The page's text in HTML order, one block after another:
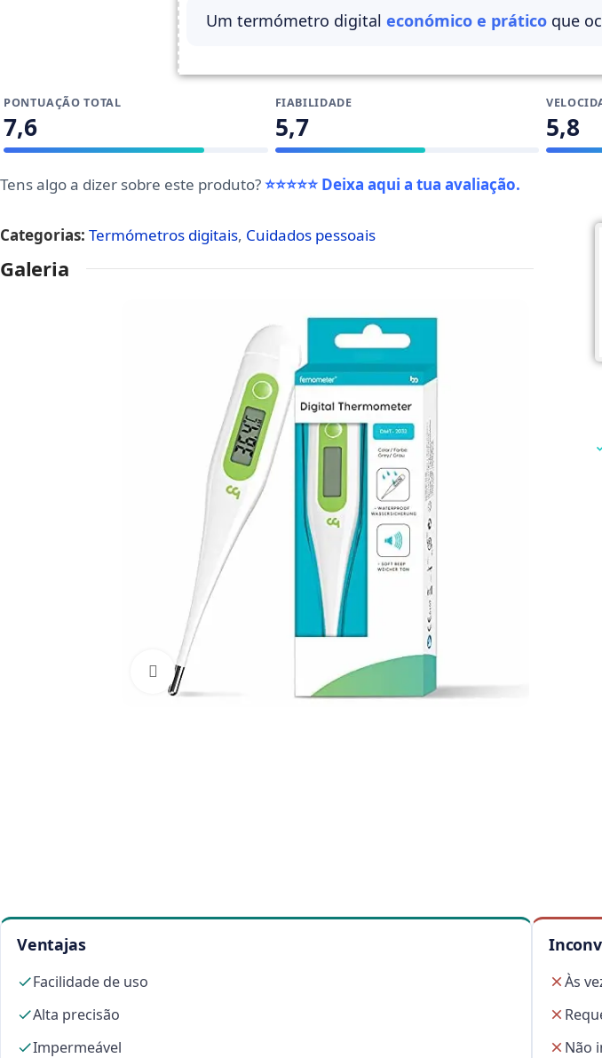
Um termómetro digital económico e práticoque
PONTUAÇÃO TOTAL
7,6
FIABILIDADE
5,7 5,8
Tens algo a dizer sobre este produto?⭐⭐⭐⭐⭐ Deixa aqui a tua avaliação.
Categorias: Termómetros digitais, Cuidados pessoais
Galeria
Click to enlarge
Ventajas
Facilidade de uso
Alta precisão
Impermeável
Às
Não